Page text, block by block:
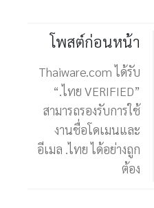
โพสต์ก่อนหน้า
Thaiware.com ได้รับ
“.ไทย VERIFIED”
สามารถรองรับการใช้
งานชื่อโดเมนและ
อีเมล .ไทย ได้อย่างถูก
ต้อง